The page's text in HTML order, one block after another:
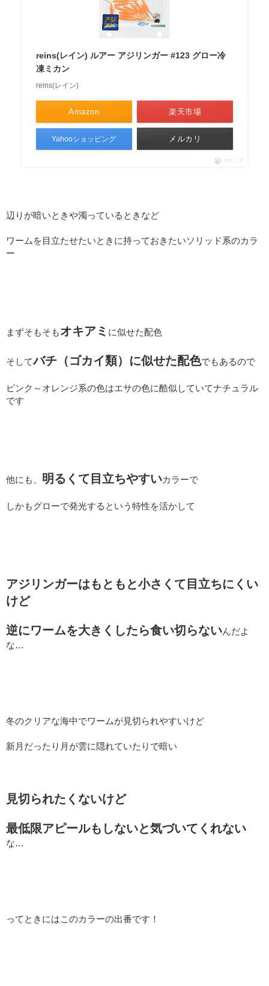
reins(レイン) ルアー アジリンガー #123 グロー冷
凍ミカン
reins(レイン)
Amazon 楽天市場
Yahooショッピング メルカリ
ポチップ
辺りが暗いときや濁っているときなど
ワームを目立たせたいときに持っておきたいソリッド系のカラ
ー
まずそもそもオキアミ に似せた配色
そしてバチ（ゴカイ類）に似せた配色でもあるので
ピンク～オレンジ系の色はエサの色に酷似していてナチュラル
です
他にも、 明るくて目立ちやすいカラーで
しかもグローで発光するという特性を活かして
アジリンガーはもともと小さくて目立ちにくい
けど
逆にワームを大きくしたら食い切らないんだよ
な…
冬のクリアな海中でワームが見切られやすいけど
新月だったり月が雲に隠れていたりで暗い
見切られたくないけど
最低限アピールもしないと気づいてくれない
な…
ってときにはこのカラーの出番です！